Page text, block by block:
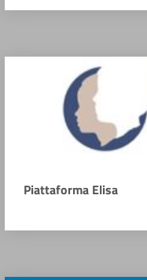
Piattaforma Elisa